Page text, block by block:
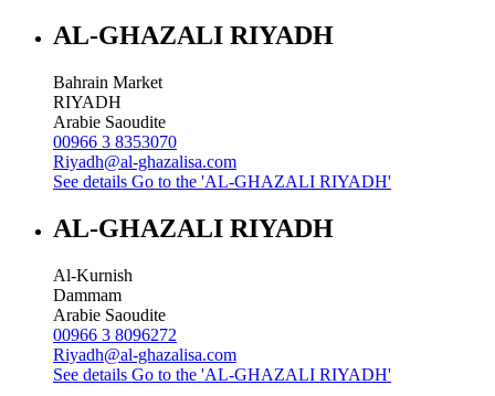
AL-GHAZALI RIYADH
Bahrain Market
RIYADH
Arabie Saoudite
00966 3 8353070
Riyadh@al-ghazalisa.com
See details Go to the 'AL-GHAZALI RIYADH'
AL-GHAZALI RIYADH
Al-Kurnish
Dammam
Arabie Saoudite
00966 3 8096272
Riyadh@al-ghazalisa.com
See details Go to the 'AL-GHAZALI RIYADH'